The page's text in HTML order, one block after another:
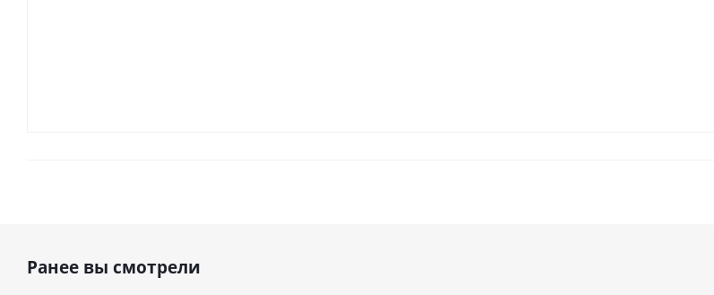
Ранее вы смотрели